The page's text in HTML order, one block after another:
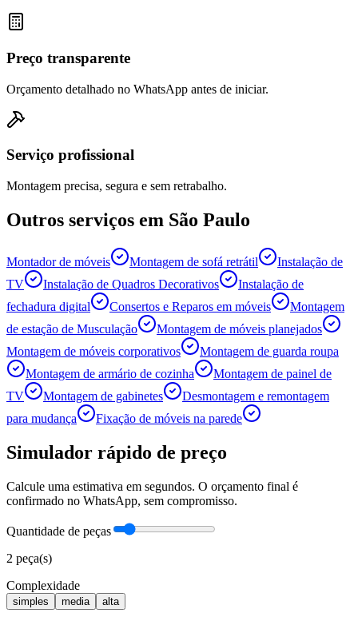
Preço transparente
Orçamento detalhado no WhatsApp antes de iniciar.
Serviço profissional
Montagem precisa, segura e sem retrabalho.
Outros serviços em São Paulo
Montador de móveis Montagem de sofá retrátil
Instalação de
TV
Instalação de Quadros Decorativos
Instalação de
fechadura digital
Consertos e Reparos em móveis
Montagem
de estação de Musculação
Montagem de móveis planejados
Montagem de móveis corporativos
Montagem de guarda roupa
Montagem de armário de cozinha
Montagem de painel de
TV
Montagem de gabinetes
Desmontagem e remontagem
para mudança
Fixação de móveis na parede
Simulador rápido de preço
Calcule uma estimativa em segundos. O orçamento final é
confirmado no WhatsApp, sem compromisso.
Quantidade de peças
2 peça(s)
Complexidade
simples media alta